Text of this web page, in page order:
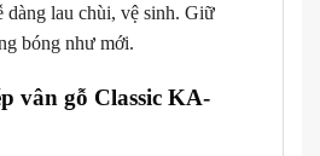
dàng lau chùi, vệ sinh. Giữ
bóng như mới.
vân gỗ Classic KA-